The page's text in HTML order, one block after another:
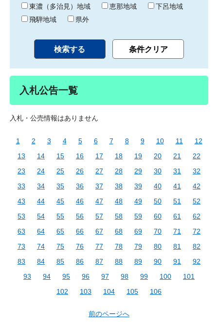
東濃（多治見）地域
恵那地域
下呂地域
飛騨地域
県外
入札公告一覧
入札・公売情報はありません
1 2 3 4 5 6 7 8 9 10 11
12
13
14 15 16 17 18 19 20 21
22
23
24 25 26 27 28 29 30 31
32
33
34 35 36 37 38 39 40 41
42
43
44 45 46 47 48 49 50 51
52
53
54 55 56 57 58 59 60 61
62
63
64 65 66 67 68 69 70 71
72
73
74 75 76 77 78 79 80 81
82
83
84 85 86 87 88 89 90 91
92
93
94 95 96 97 98 99 100
101
102
103 104 105 106
前のページへ